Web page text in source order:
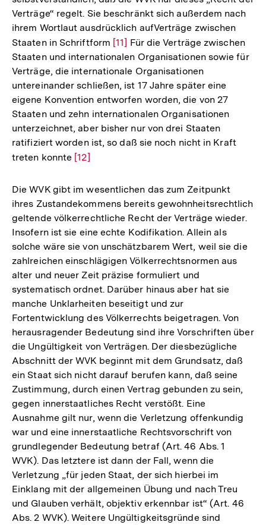
Verträge“ regelt. Sie beschränkt sich außerdem nach
ihrem Wortlaut ausdrücklich aufVerträge zwischen
Staaten in Schriftform Zur
Auflösung
der
Fußnote
[11] Für die Verträge zwischen
Staaten und internationalen Organisationen sowie für
Verträge, die internationale Organisationen
untereinander schließen, ist 17 Jahre später eine
eigene Konvention entworfen worden, die von 27
Staaten und zehn internationalen Organisationen
unterzeichnet, aber bisher nur von drei Staaten
ratifiziert worden ist, so daß sie noch nicht in Kraft
treten konnte Zur
der
Fußnote
[12]
Die WVK gibt im wesentlichen das zum Zeitpunkt
ihres Zustandekommens bereits gewohnheitsrechtlich
geltende völkerrechtliche Recht der Verträge wieder.
Insofern ist sie eine echte Kodifikation. Allein als
solche wäre sie von unschätzbarem Wert, weil sie die
zahlreichen einschlägigen Völkerrechtsnormen aus
alter und neuer Zeit präzise formuliert und
systematisch ordnet. Darüber hinaus aber hat sie
manche Unklarheiten beseitigt und zur
Fortentwicklung des Völkerrechts beigetragen. Von
herausragender Bedeutung sind ihre Vorschriften über
die Ungültigkeit von Verträgen. Der diesbezügliche
Abschnitt der WVK beginnt mit dem Grundsatz, daß
ein Staat sich nicht darauf berufen kann, daß seine
Zustimmung, durch einen Vertrag gebunden zu sein,
gegen innerstaatliches Recht verstößt. Eine
Ausnahme gilt nur, wenn die Verletzung offenkundig
war und eine innerstaatliche Rechtsvorschrift von
grundlegender Bedeutung betraf (Art. 46 Abs. 1
WVK). Das letztere ist dann der Fall, wenn die
Verletzung „für jeden Staat, der sich hierbei im
Einklang mit der allgemeinen Übung und nach Treu
und Glauben verhält, objektiv erkennbar ist“ (Art. 46
Abs. 2 WVK). Weitere Ungültigkeitsgründe sind